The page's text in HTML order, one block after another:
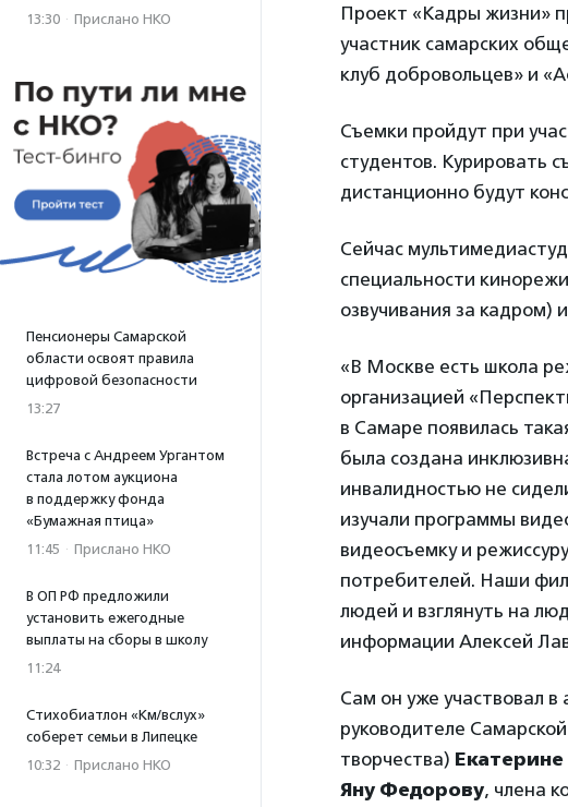
13:30 · Прислано НКО
Пенсионеры Самарской
области освоят правила
цифровой безопасности
13:27
Встреча с Андреем Ургантом
стала лотом аукциона
в поддержку фонда
«Бумажная птица»
11:45 · Прислано НКО
В ОП РФ предложили
установить ежегодные
выплаты на сборы в школу
11:24
Стихобиатлон «Км/вслух»
соберет семьи в Липецке
10:32 · Прислано НКО
Проект «Кадры жизни»
участник самарских
клуб добровольцев» и
Съемки пройдут при
студентов. Курировать
дистанционно будут
Сейчас
специальности
озвучивания за
«В Москве есть школа
организацией
в Самаре появилась
была создана
инвалидностью не
изучали программы
видеосъемку и
потребителей. Наши
людей и взглянуть на
информации Алексей
Сам он уже участвовал в
руководителе
творчества)
Яну Федорову, члена